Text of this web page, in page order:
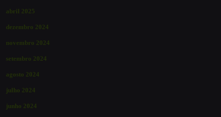
abril 2025
dezembro 2024
novembro 2024
setembro 2024
agosto 2024
julho 2024
junho 2024